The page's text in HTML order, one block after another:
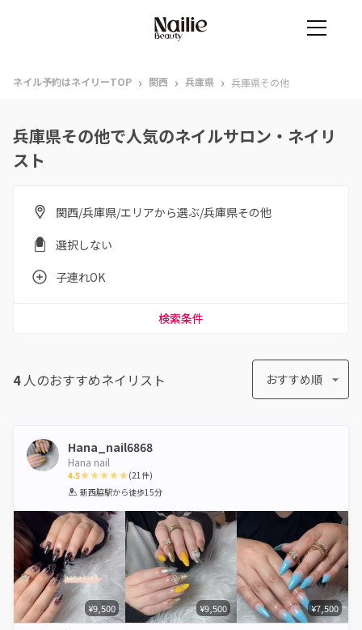
ネイル予約はネイリーTOP › 関西 › 兵庫県 › 兵庫県その他
兵庫県その他で人気のネイルサロン・ネイリ
スト
関西/兵庫県/エリアから選ぶ/兵庫県その他
選択しない
子連れOK
検索条件
4人のおすすめネイリスト おすすめ順
Hana_nail6868
Hana nail
4.5
1 2 3 4 5
(21件)
新西脇駅から徒歩15分
¥9,500 ¥9,500 ¥7,500